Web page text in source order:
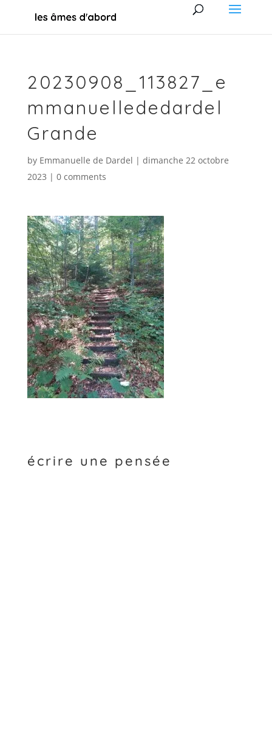
20230908_113827_e
mmanuellededardel
Grande
by Emmanuelle de Dardel | dimanche 22 octobre
2023 | 0 comments
écrire une pensée